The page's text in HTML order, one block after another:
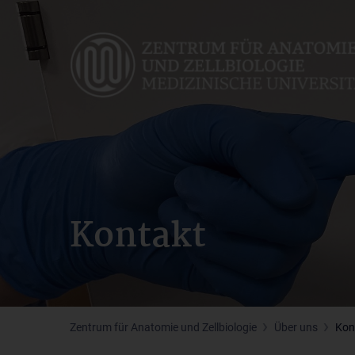
Skip
main
content
Kontakt
Zentrum für Anatomie und Zellbiologie Über uns